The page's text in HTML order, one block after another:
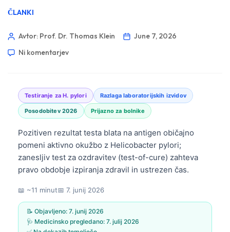
ČLANKI
Avtor: Prof. Dr. Thomas Klein
June 7, 2026
Ni komentarjev
Testiranje za H. pylori Razlaga laboratorijskih izvidov
Posodobitev 2026 Prijazno za bolnike
Pozitiven rezultat testa blata na antigen običajno
pomeni aktivno okužbo z Helicobacter pylori;
zanesljiv test za ozdravitev (test-of-cure) zahteva
pravo obdobje izpiranja zdravil in ustrezen čas.
📖 ~11 minut📅 7. junij 2026
📝 Objavljeno: 7. junij 2026
🩺 Medicinsko pregledano: 7. julij 2026